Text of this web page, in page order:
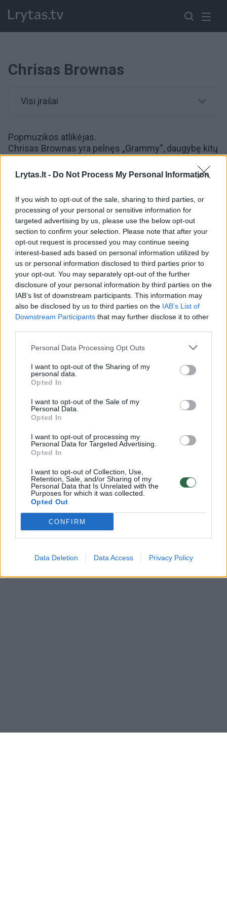
Lrytas.lt - Do Not Process My Personal Information
If you wish to opt-out of the sale, sharing to third parties, or
processing of your personal or sensitive information for
targeted advertising by us, please use the below opt-out
section to confirm your selection. Please note that after your
opt-out request is processed you may continue seeing
interest-based ads based on personal information utilized by
us or personal information disclosed to third parties prior to
your opt-out. You may separately opt-out of the further
disclosure of your personal information by third parties on the
IAB’s list of downstream participants. This information may
also be disclosed by us to third parties on the IAB’s List of
Downstream Participants that may further disclose it to other
Personal Data Processing Opt Outs
I want to opt-out of the Sharing of my
personal data.
Opted In
I want to opt-out of the Sale of my
Personal Data.
Opted In
I want to opt-out of processing my
Personal Data for Targeted Advertising.
Opted In
I want to opt-out of Collection, Use,
Retention, Sale, and/or Sharing of my
Personal Data that Is Unrelated with the
Purposes for which it was collected.
Opted Out
CONFIRM
Data Deletion Data Access Privacy Policy
Chrisas Brownas
Visi įrašai
Popmuzikos atlikėjas.
Chrisas Brownas yra pelnęs „Grammy“, daugybę kitų
apdovanojimų, jo įrašai parduoti daugiau nei 100
milijonų egzempliorių tiražu. Tiesa, dėl bėdų su
teisėsaga Ch.Brownui uždrausta atvykti į Didžiąją
2019 metais dainininkui pateikti kaltinimai
išprievartavus moterį. 2009 metais prieš „Grammy“
apdovanojimų ceremoniją Ch.Brownas sumušė
tuometę draugę Rihanną, dėl to ši turėjo praleisti
renginį.
Muzikos žvaigždė C. Brownas kaltinamas
išprievartavimu
Po pikantiškų Šiaulių krepšininkės asmenukių –
Žinios | Sportas